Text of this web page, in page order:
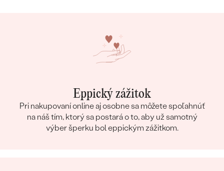
Eppický zážitok
Pri nakupovaní online aj osobne sa môžete spoľahnúť
na náš tím, ktorý sa postará o to, aby už samotný
výber šperku bol eppickým zážitkom.